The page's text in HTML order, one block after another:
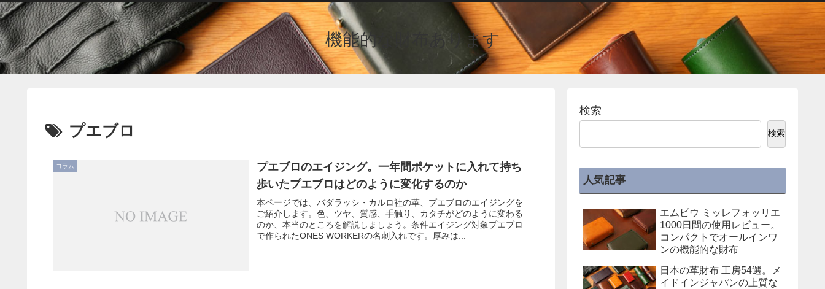
機能的な財布あります
プエブロ
コラム
プエブロのエイジング。一年間ポケットに入れて持ち
歩いたプエブロはどのように変化するのか
本ページでは、バダラッシ・カルロ社の革、プエブロのエイジングを
ご紹介します。色、ツヤ、質感、手触り、カタチがどのように変わる
のか、本当のところを解説しましょう。条件エイジング対象プエブロ
で作られたONES WORKERの名刺入れです。厚みは...
検索
検索
人気記事
エムピウ ミッレフォッリエ
1000日間の使用レビュー。
コンパクトでオールインワ
ンの機能的な財布
日本の革財布 工房54選。メ
イドインジャパンの上質な